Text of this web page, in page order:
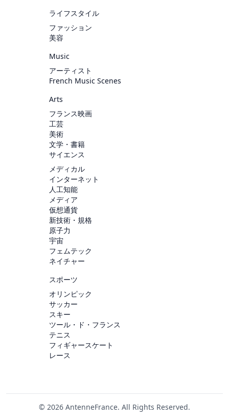
ライフスタイル
ファッション
美容
Music
アーティスト
French Music Scenes
Arts
フランス映画
工芸
美術
文学・書籍
サイエンス
メディカル
インターネット
人工知能
メディア
仮想通貨
新技術・規格
原子力
宇宙
フェムテック
ネイチャー
スポーツ
オリンピック
サッカー
スキー
ツール・ド・フランス
テニス
フィギャースケート
レース
© 2026 AntenneFrance. All Rights Reserved.